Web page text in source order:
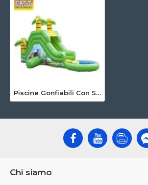
Piscine Gonfiabili Con Scivolo
Chi siamo